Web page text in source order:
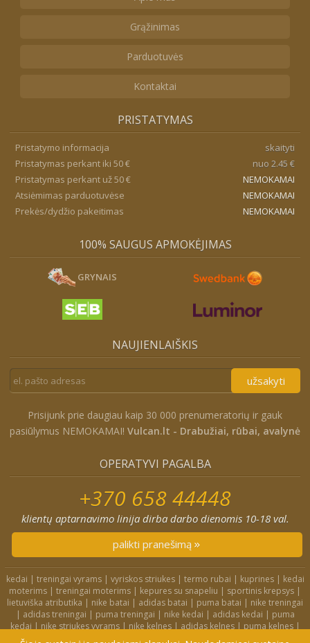
Grąžinimas
Parduotuvės
Kontaktai
PRISTATYMAS
Pristatymo informacija
skaityti
Pristatymas perkant iki 50 €
nuo 2.45 €
Pristatymas perkant už 50 €
NEMOKAMAI
Atsiėmimas parduotuvėse
NEMOKAMAI
Prekės/dydžio pakeitimas
NEMOKAMAI
100% SAUGUS APMOKĖJIMAS
GRYNAIS
NAUJIENLAIŠKIS
užsakyti
Prisijunk prie daugiau kaip 30 000 prenumeratorių ir gauk
pasiūlymus NEMOKAMAI! Vulcan.lt - Drabužiai, rūbai, avalynė
OPERATYVI PAGALBA
+370 658 44448
klientų aptarnavimo linija dirba darbo dienomis 10-18 val.
palikti pranešimą
kedai | treningai vyrams| vyriskos striukes| termo rubai | kuprines| kedai
moterims | treningai moterims | kepures su snapeliu | sportinis krepsys |
lietuviška atributika | nike batai | adidas batai | puma batai | nike treningai
| adidas treningai | puma treningai | nike kedai | adidas kedai | puma
kedai | nike striukes vyrams| nike kelnes| adidas kelnes| puma kelnes|
nike kuprines
nike kojines nike treningai moterims